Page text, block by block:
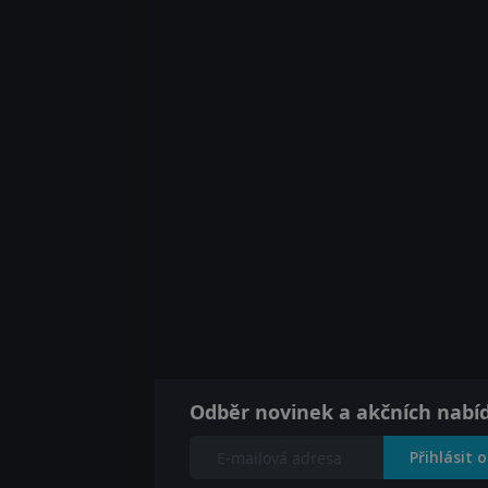
Odběr novinek a akčních
Přihlásit